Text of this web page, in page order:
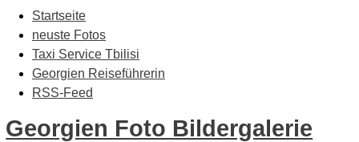
Startseite
neuste Fotos
Taxi Service Tbilisi
Georgien Reiseführerin
RSS-Feed
Georgien Foto Bildergalerie